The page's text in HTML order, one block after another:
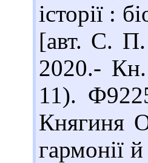
історії :
[авт. С.
2020.-
11).
Княгиня
гармонії